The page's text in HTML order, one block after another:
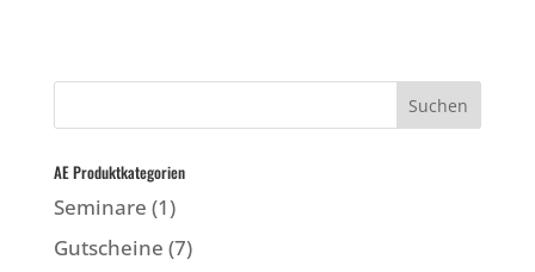
AE Produktkategorien
Seminare (1)
Gutscheine (7)